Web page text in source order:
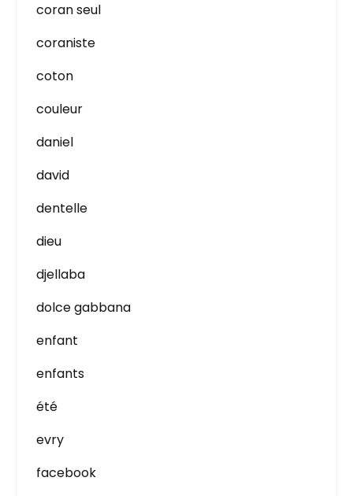
coran seul
coraniste
coton
couleur
daniel
david
dentelle
dieu
djellaba
dolce gabbana
enfant
enfants
été
evry
facebook